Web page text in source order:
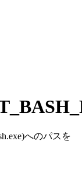
へのパスを